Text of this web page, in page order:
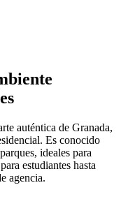
auténtica de Granada,
Es conocido
ideales para
estudiantes hasta
agencia.